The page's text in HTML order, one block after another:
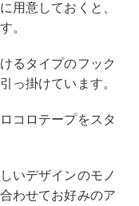
用意しておくと、
。
るタイプのフック
っ掛けています。
コロテープをスタ
いデザインのモノ
わせてお好みのア